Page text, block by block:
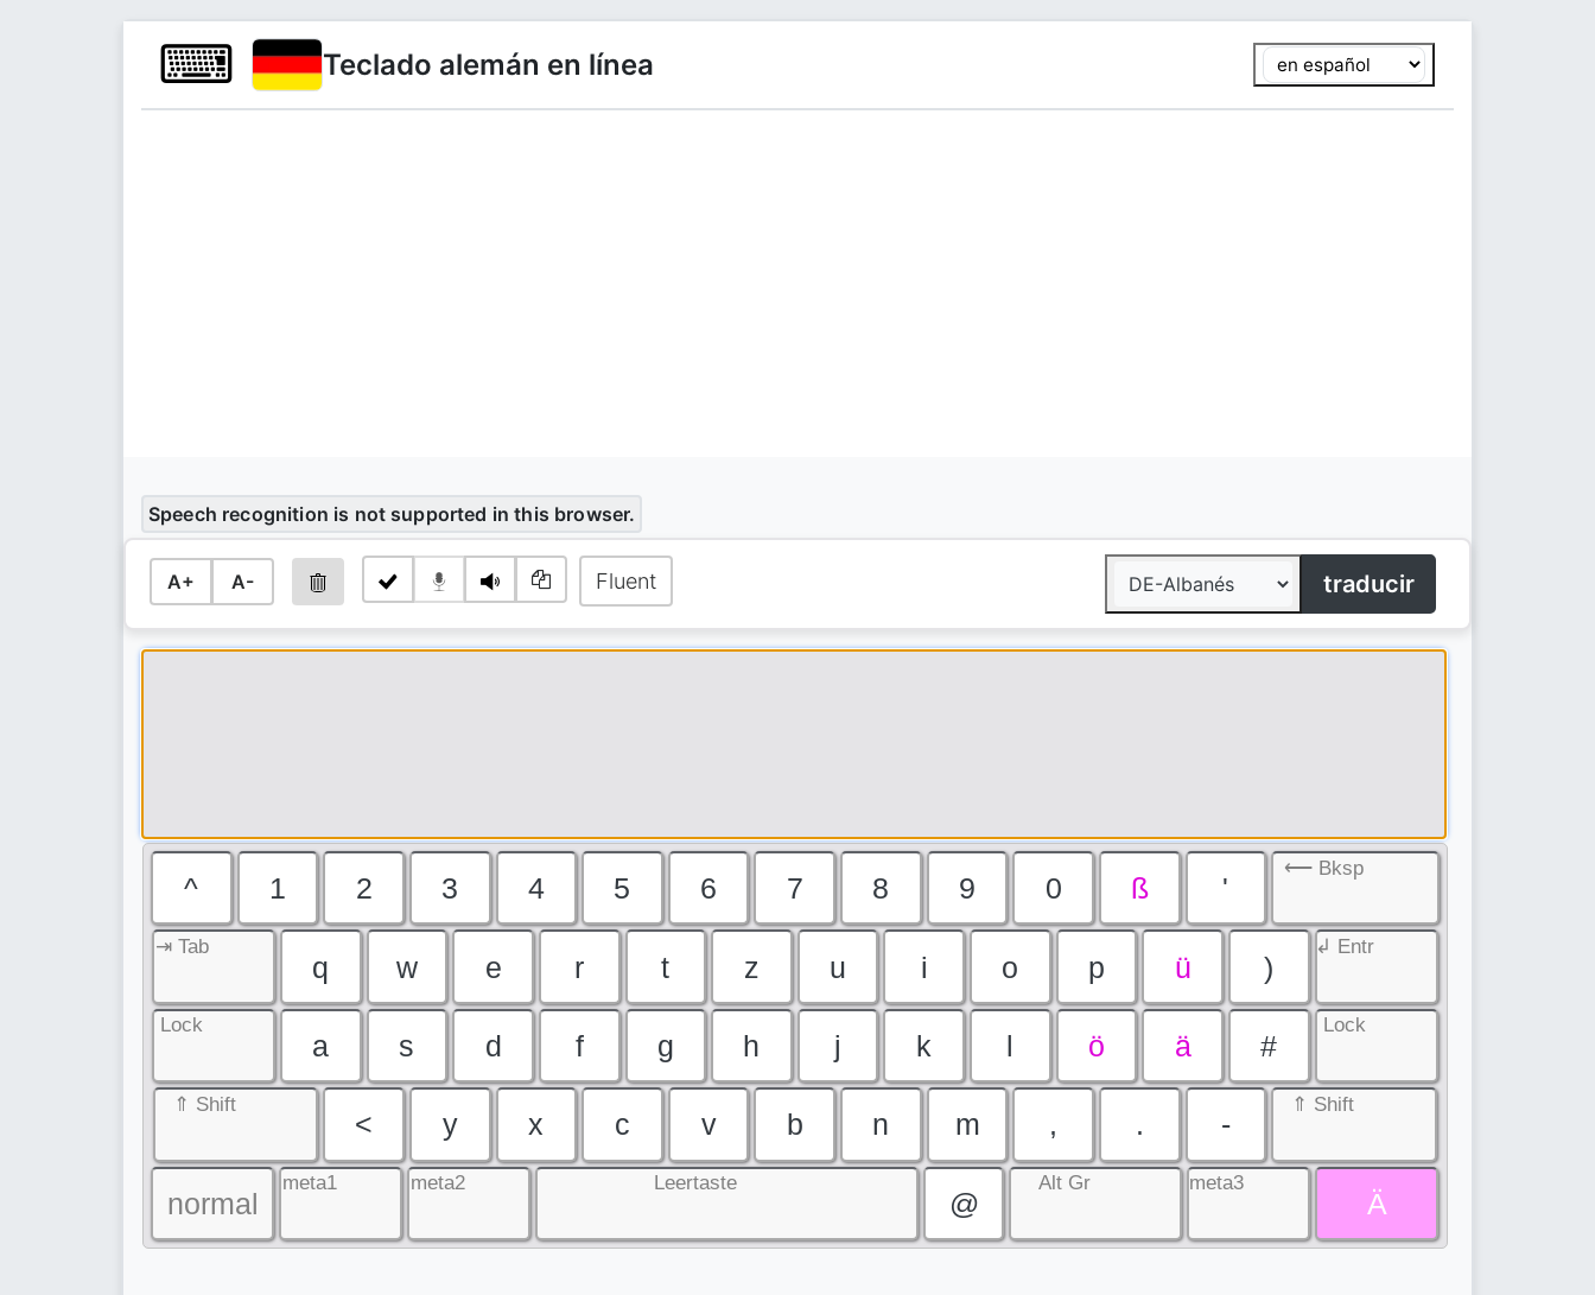
⌨ Teclado alemán en línea
Speech recognition is not supported in this browser.
A+ A- Fluent traducir
^ 1 2 3 4 5 6 7 8 9 0 ß '
⟵ Bksp
⇥ Tab
q w e r t z u i o p ü )
↲ Entr
Lock
a s d f g h j k l ö ä #
Lock
⇑ Shift
< y x c v b n m , . -
⇑ Shift
normal
meta1 meta2 Leertaste
@
Alt Gr meta3
Ä